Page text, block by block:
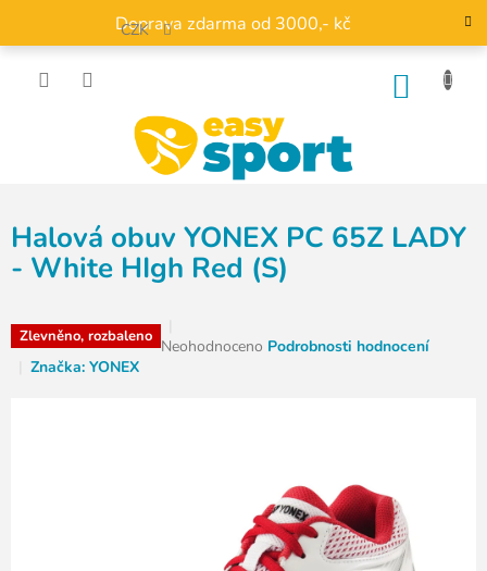
obsah
Doprava zdarma od 3000,- kč
CZK
Halová obuv YONEX PC 65Z LADY
- White HIgh Red (S)
Zlevněno, rozbaleno Průměrné
Neohodnoceno Podrobnosti hodnocení
Značka: YONEX